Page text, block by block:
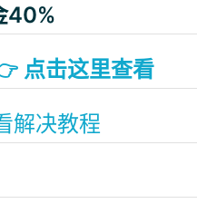
40%
点击这里查看
解决教程